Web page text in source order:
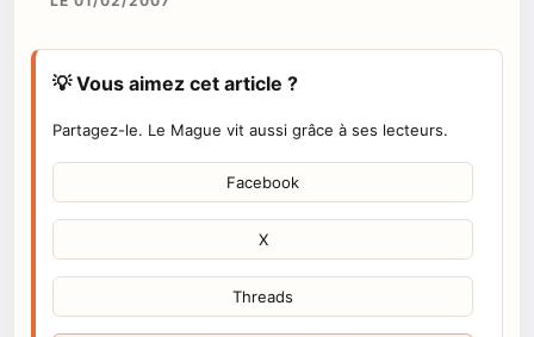
💡 Vous aimez cet article ?
Partagez-le. Le Mague vit aussi grâce à ses lecteurs.
Facebook
X
Threads